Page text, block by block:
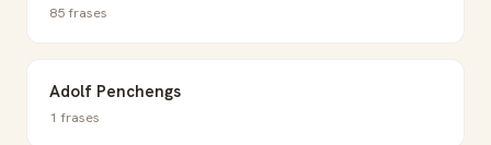
85 frases
Adolf Penchengs
1 frases